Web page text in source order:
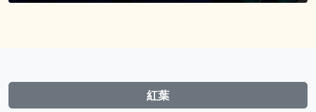
紅葉